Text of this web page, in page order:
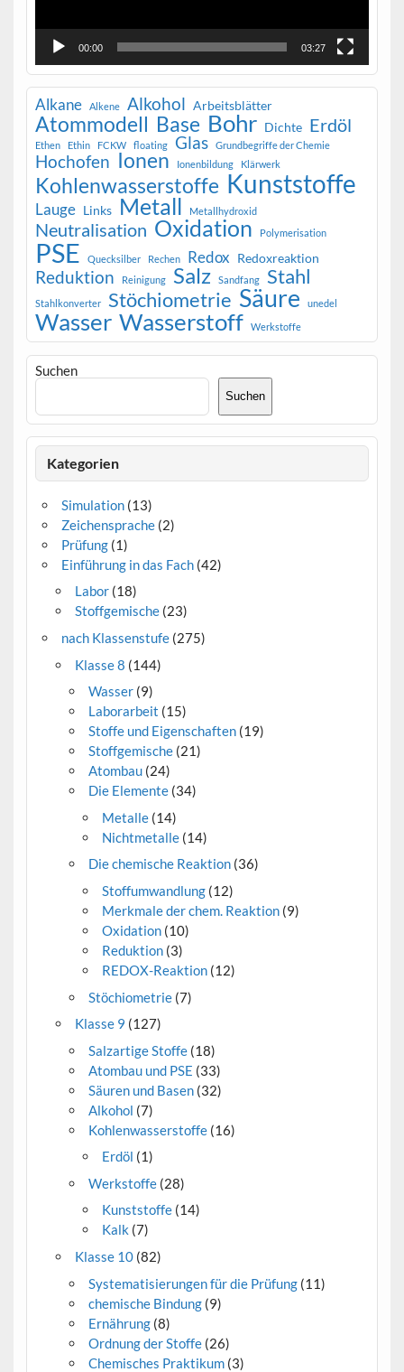
00:00 03:27
Alkane Alkene Alkohol Arbeitsblätter
Atommodell Base Bohr Dichte Erdöl
Ethen Ethin FCKW floating Glas Grundbegriffe der Chemie
Hochofen Ionen Ionenbildung Klärwerk
Kohlenwasserstoffe Kunststoffe
Lauge Links Metall Metallhydroxid
Neutralisation Oxidation Polymerisation
PSE Quecksilber Rechen Redox Redoxreaktion
Reduktion Reinigung Salz Sandfang Stahl
Stahlkonverter Stöchiometrie Säure unedel
Wasser Wasserstoff Werkstoffe
Suchen
Suchen
Kategorien
Simulation(13)
Zeichensprache(2)
Prüfung(1)
Einführung in das Fach(42)
Labor(18)
Stoffgemische(23)
nach Klassenstufe(275)
Klasse 8 (144)
Wasser (9)
Laborarbeit (15)
Stoffe und Eigenschaften (19)
Stoffgemische (21)
Atombau (24)
Die Elemente (34)
Metalle (14)
Nichtmetalle (14)
Die chemische Reaktion (36)
Stoffumwandlung (12)
Merkmale der chem. Reaktion (9)
Oxidation (10)
Reduktion (3)
REDOX-Reaktion (12)
Stöchiometrie (7)
Klasse 9 (127)
Salzartige Stoffe (18)
Atombau und PSE (33)
Säuren und Basen (32)
Alkohol (7)
Kohlenwasserstoffe (16)
Erdöl (1)
Werkstoffe (28)
Kunststoffe (14)
Kalk (7)
Klasse 10(82)
Systematisierungen für die Prüfung (11)
chemische Bindung (9)
Ernährung (8)
Ordnung der Stoffe (26)
Chemisches Praktikum (3)